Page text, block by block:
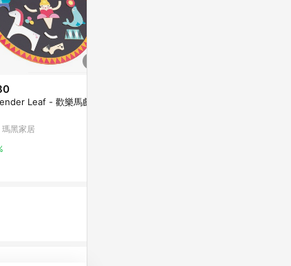
Leaf - 歡樂馬戲團
黑家居